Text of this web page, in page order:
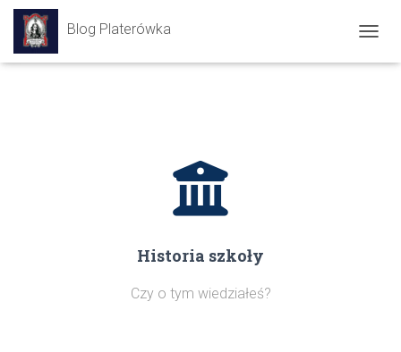
Blog Platerówka
Historia szkoły
Czy o tym wiedziałeś?